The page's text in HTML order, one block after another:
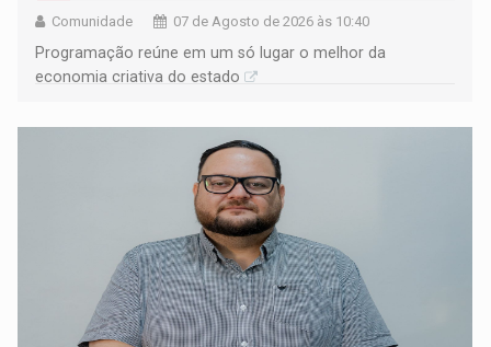
Comunidade 07 de Agosto de 2026 às 10:40
Programação reúne em um só lugar o melhor da
economia criativa do estado